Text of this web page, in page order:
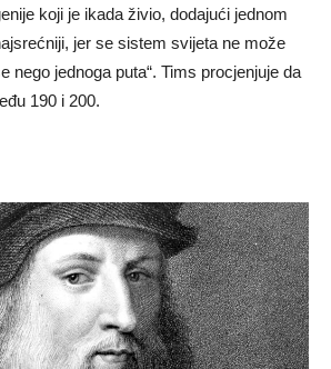
koji je ikada živio, dodajući jednom
jer se sistem svijeta ne može
nego jednoga puta“. Tims procjenjuje da
190 i 200.